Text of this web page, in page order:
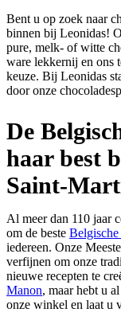
Bent u op zoek naar
binnen bij Leonidas!
pure, melk- of witte
ware lekkernij en ons
keuze. Bij Leonidas
door onze
De
haar best
Saint-
Al meer dan 110 jaar
om de beste
iedereen. Onze
verfijnen om onze
nieuwe recepten te
Manon, maar hebt u
onze winkel en laat u